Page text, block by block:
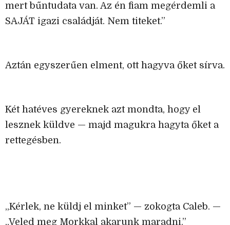
mert bűntudata van. Az én fiam megérdemli a
SAJÁT igazi családját. Nem titeket.”
Aztán egyszerűen elment, ott hagyva őket sírva.
Két hatéves gyereknek azt mondta, hogy el
lesznek küldve — majd magukra hagyta őket a
rettegésben.
„Kérlek, ne küldj el minket” — zokogta Caleb. —
„Veled meg Morkkal akarunk maradni.”